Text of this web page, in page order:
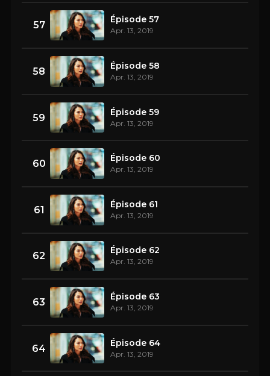
57 Épisode 57
Apr. 13, 2019
58 Épisode 58
Apr. 13, 2019
59 Épisode 59
Apr. 13, 2019
60 Épisode 60
Apr. 13, 2019
61 Épisode 61
Apr. 13, 2019
62 Épisode 62
Apr. 13, 2019
63 Épisode 63
Apr. 13, 2019
64 Épisode 64
Apr. 13, 2019